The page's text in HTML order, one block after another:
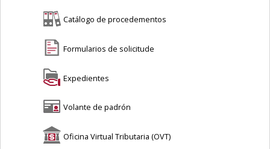
Catálogo de procedementos
Formularios de solicitude
Expedientes
Volante de padrón
Oficina Virtual Tributaria (OVT)